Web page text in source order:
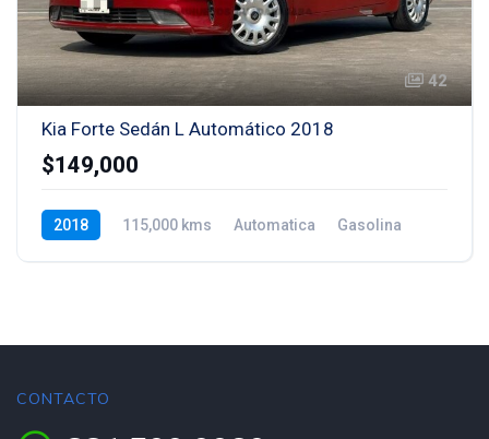
42
Kia Forte Sedán L Automático 2018
$149,000
2018 115,000 kms Automatica Gasolina
CONTACTO